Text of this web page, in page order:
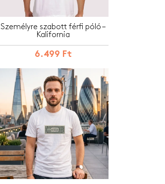
Személyre szabott férfi póló –
Kalifornia
6.499 Ft